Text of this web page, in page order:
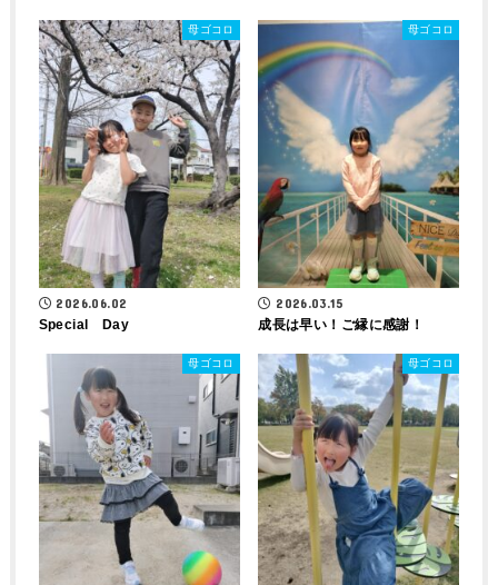
母ゴコロ
2026.06.02
Special Day
母ゴコロ
2026.03.15
成長は早い！ご縁に感謝！
母ゴコロ 母ゴコロ